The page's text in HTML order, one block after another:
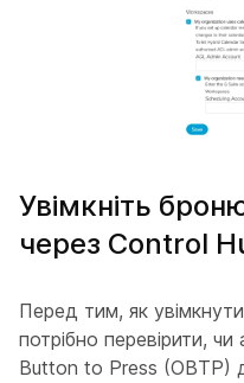
Увімкніть
через Control
Перед тим, як
потрібно перевірити,
Button to Press (OBTP)